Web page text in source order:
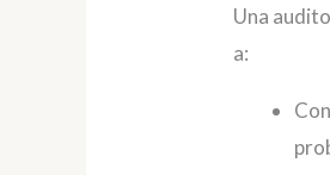
Una
a: